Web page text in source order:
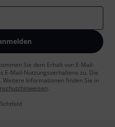
Sie dem Erhalt von E-Mail-
E-Mail-Nutzungsverhaltens zu. Die
Informationen finden Sie in
.